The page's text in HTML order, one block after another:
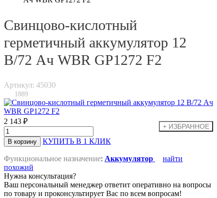
Свинцово-кислотный
герметичный аккумулятор 12
В/72 Ач WBR GP1272 F2
Артикул: 45030
1889
2 143 ₽
КУПИТЬ В 1 КЛИК
Функциональное назначение: Аккумулятор
найти
похожий
Нужна консультация?
Ваш персональный менеджер ответит оперативно на вопросы
по товару и проконсультирует Вас по всем вопросам!